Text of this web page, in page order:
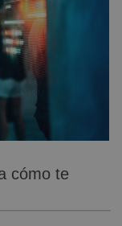
cómo te